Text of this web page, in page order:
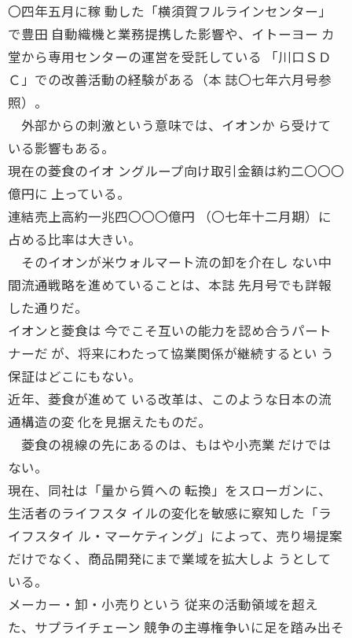
〇四年五月に稼 動した「横須賀フルラインセンター」
で豊田 自動織機と業務提携した影響や、イトーヨー カ
堂から専用センターの運営を受託している 「川口ＳＤ
Ｃ」での改善活動の経験がある（本 誌〇七年六月号参
照）。
外部からの刺激という意味では、イオンか ら受けて
いる影響もある。
現在の菱食のイオ ングループ向け取引金額は約二〇〇〇
億円に 上っている。
連結売上高約一兆四〇〇〇億円 （〇七年十二月期）に
占める比率は大きい。
そのイオンが米ウォルマート流の卸を介在し ない中
間流通戦略を進めていることは、本誌 先月号でも詳報
した通りだ。
イオンと菱食は 今でこそ互いの能力を認め合うパート
ナーだ が、将来にわたって協業関係が継続するとい う
保証はどこにもない。
近年、菱食が進めて いる改革は、このような日本の流
通構造の変 化を見据えたものだ。
菱食の視線の先にあるのは、もはや小売業 だけでは
ない。
現在、同社は「量から質への 転換」をスローガンに、
生活者のライフスタ イルの変化を敏感に察知した「ラ
イフスタイ ル・マーケティング」によって、売り場提案
だけでなく、商品開発にまで業域を拡大しよ うとして
いる。
メーカー・卸・小売りという 従来の活動領域を超え
た、サプライチェーン 競争の主導権争いに足を踏み出そ